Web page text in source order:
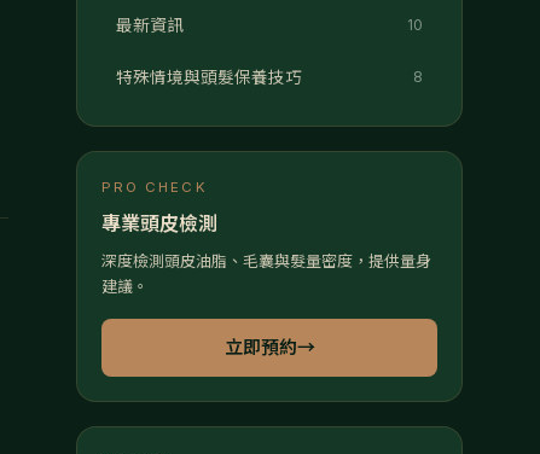
最新資訊 10
特殊情境與頭髮保養技巧 8
PRO CHECK
專業頭皮檢測
深度檢測頭皮油脂、毛囊與髮量密度，提供量身
建議。
立即預約→